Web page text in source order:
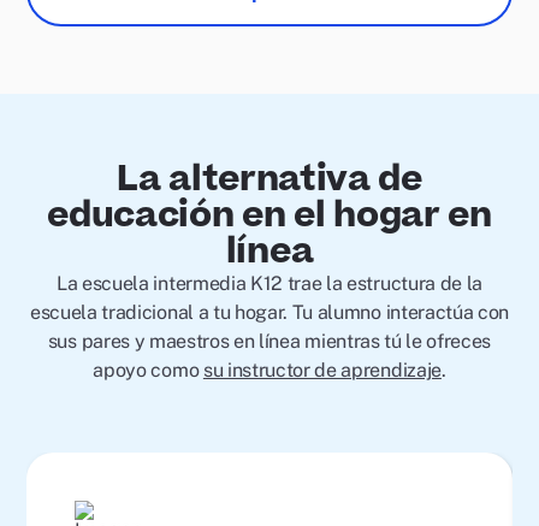
La alternativa de
educación en el hogar en
línea
La escuela intermedia K12 trae la estructura de la
escuela tradicional a tu hogar. Tu alumno interactúa con
sus pares y maestros en línea mientras tú le ofreces
apoyo como su instructor de aprendizaje.